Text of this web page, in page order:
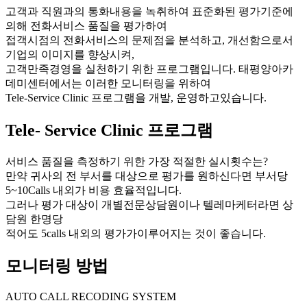
고객과 직원과의 통화내용을 녹취하여 표준화된 평가기준에
의해 전화서비스 품질을 평가하여
접객시점의 전화서비스의 문제점을 분석하고, 개선함으로서
기업의 이미지를 향상시켜,
고객만족경영을 실천하기 위한 프로그램입니다. 태평양아카
데미센터에서는 이러한 모니터링을 위하여
Tele-Service Clinic 프로그램을 개발, 운영하고있습니다.
Tele- Service Clinic 프로그램
서비스 품질을 측정하기 위한 가장 적절한 실시횟수는?
만약 귀사의 전 부서를 대상으로 평가를 원하신다면 부서당
5~10Calls 내외가 비용 효율적입니다.
그러나 평가 대상이 개별전문상담원이나 텔레마케터라면 상
담원 한명당
적어도 5calls 내외의 평가가이루어지는 것이 좋습니다.
모니터링 방법
AUTO CALL RECODING SYSTEM